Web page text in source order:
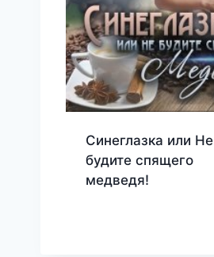
Синеглазка или Не
будите спящего
медведя!